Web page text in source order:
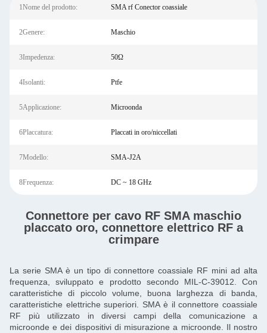
1Nome del prodotto: SMA rf Conector coassiale
2Genere: Maschio
3Impedenza: 50Ω
4Isolanti: Ptfe
5Applicazione: Microonda
6Placcatura: Placcati in oro/niccellati
7Modello: SMA-J2A
8Frequenza: DC ~ 18 GHz
Connettore per cavo RF SMA maschio
placcato oro, connettore elettrico RF a
crimpare
La serie SMA è un tipo di connettore coassiale RF mini ad alta
frequenza, sviluppato e prodotto secondo MIL-C-39012. Con
caratteristiche di piccolo volume, buona larghezza di banda,
caratteristiche elettriche superiori. SMA è il connettore coassiale
RF più utilizzato in diversi campi della comunicazione a
microonde e dei dispositivi di misurazione a microonde. Il nostro